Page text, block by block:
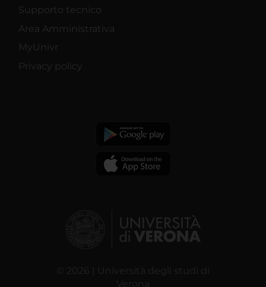
Supporto tecnico
Area Amministrativa
MyUnivr
Privacy policy
© 2026 | Università degli studi di
Verona